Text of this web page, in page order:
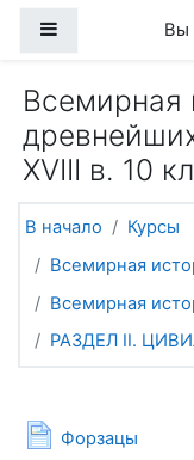
Боковая панель
Вы
Всемирная
XVIII в. 10
В начало
Курсы
Всемирная
Всемирная
РАЗДЕЛ ІІ.
ОбщееФорзацыСтраница